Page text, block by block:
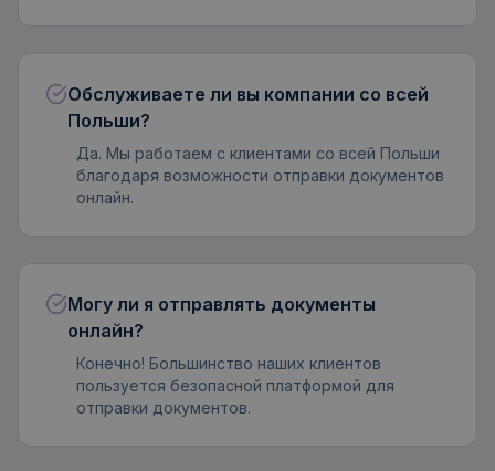
Обслуживаете ли вы компании со всей
Польши?
Да. Мы работаем с клиентами со всей Польши
благодаря возможности отправки документов
онлайн.
Могу ли я отправлять документы
онлайн?
Конечно! Большинство наших клиентов
пользуется безопасной платформой для
отправки документов.